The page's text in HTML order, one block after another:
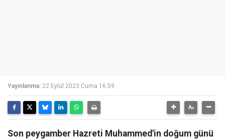
Yayınlanma: 22 Eylül 2023 Cuma 16:59
Son peygamber Hazreti Muhammed'in doğum günü